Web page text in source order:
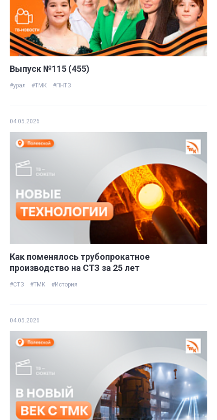
Выпуск №115 (455)
#урал #ТМК #ПНТЗ
04.05.2026
Как поменялось трубопрокатное
производство на СТЗ за 25 лет
#СТЗ #ТМК #История
04.05.2026